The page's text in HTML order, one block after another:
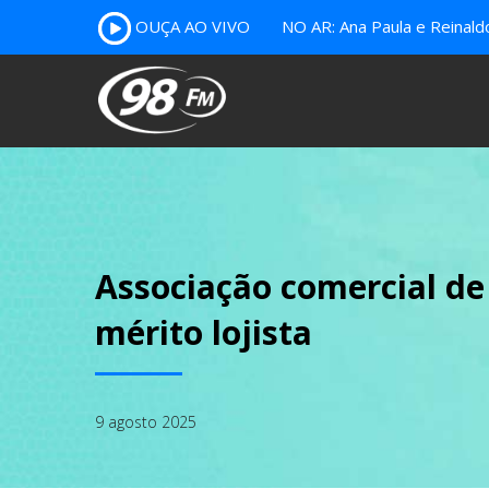
OUÇA AO VIVO NO AR: Ana Paula e
Associação comercial
mérito lojista
9 agosto 2025